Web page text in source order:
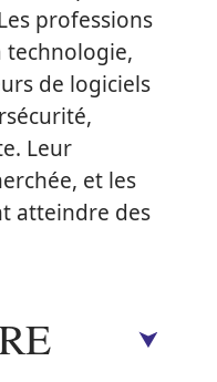
professions
technologie,
de logiciels
Leur
et les
atteindre des